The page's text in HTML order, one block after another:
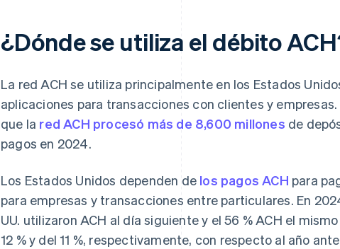
¿Dónde se utiliza el débito
La red ACH se utiliza principalmente en los Estados
aplicaciones para transacciones con clientes y
que la red ACH procesó más de 8,600 millones de
pagos en 2024.
Los Estados Unidos dependen de los pagos ACH para
para empresas y transacciones entre particulares. En
UU. utilizaron ACH al día siguiente y el 56 % ACH el
12 % y del 11 %, respectivamente, con respecto al año